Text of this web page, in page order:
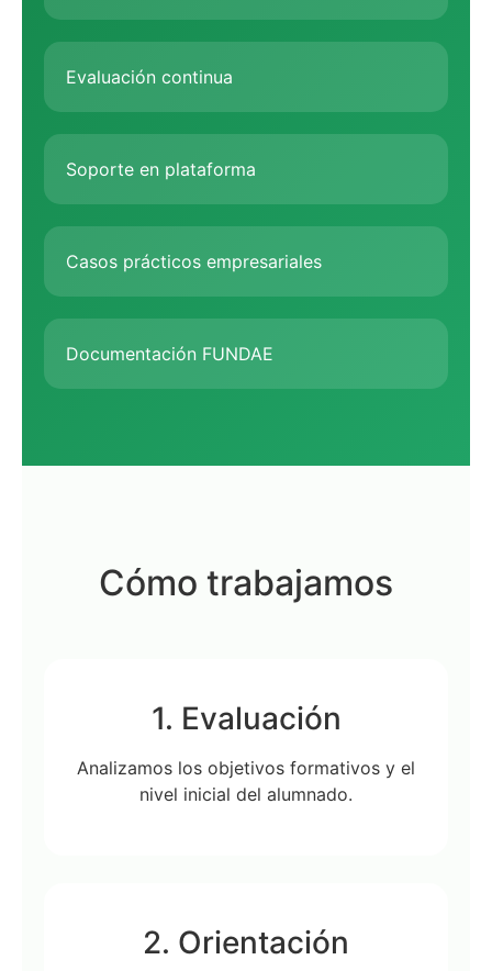
Evaluación continua
Soporte en plataforma
Casos prácticos empresariales
Documentación FUNDAE
Cómo trabajamos
1. Evaluación
Analizamos los objetivos formativos y el
nivel inicial del alumnado.
2. Orientación